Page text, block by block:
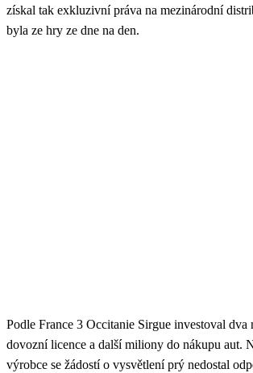
získal tak exkluzivní práva na mezinárodní
byla ze hry ze dne na den.
Podle France 3 Occitanie Sirgue investoval
dovozní licence a další miliony do nákupu aut.
výrobce se žádostí o vysvětlení prý nedostal